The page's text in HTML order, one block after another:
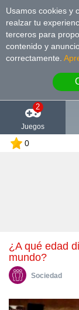
Usamos cookies y
realzar tu
terceros para
contenido y
correctamente.
2
Juegos
0
¿A qué edad dio a luz la madre más joven del
mundo?
Sociedad